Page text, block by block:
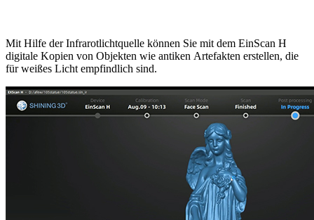
Mit Hilfe der Infrarotlichtquelle können Sie mit dem EinScan H
digitale Kopien von Objekten wie antiken Artefakten erstellen, die
für weißes Licht empfindlich sind.